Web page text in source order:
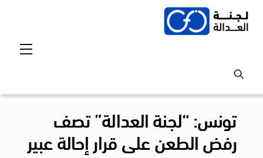
Skip
تونس: “لجنة العدالة” تصف
رفض الطعن على قرار إحالة عبير